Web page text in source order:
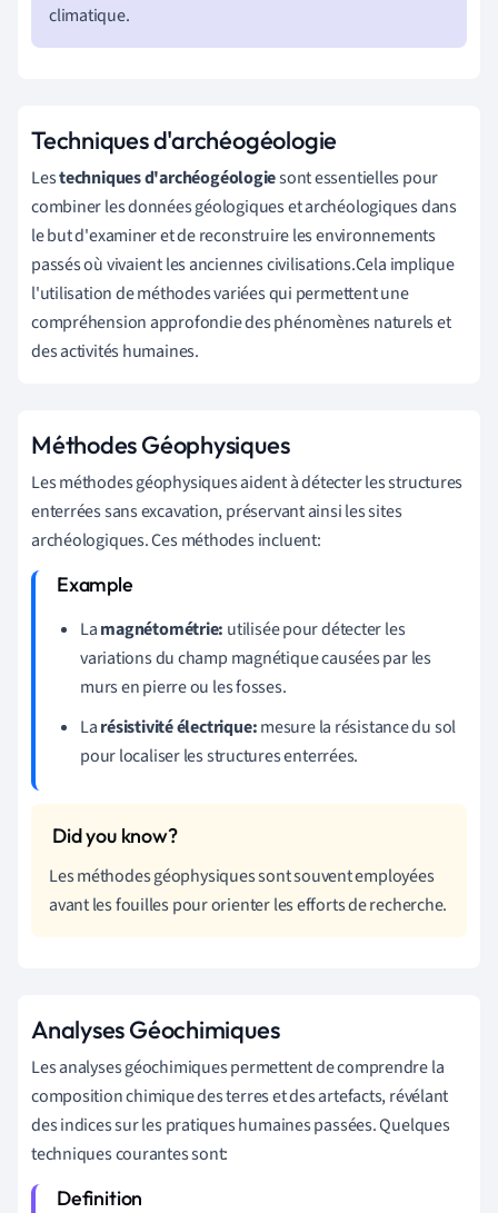
climatique.
Techniques d'archéogéologie
Lestechniques d'archéogéologiesont essentielles pour
combiner les données géologiques et archéologiques dans
le but d'examiner et de reconstruire les environnements
passés où vivaient les anciennes civilisations.Cela implique
l'utilisation de méthodes variées qui permettent une
compréhension approfondie des phénomènes naturels et
des activités humaines.
Méthodes Géophysiques
Les méthodes géophysiques aident à détecter les structures
enterrées sans excavation, préservant ainsi les sites
archéologiques. Ces méthodes incluent:
Lamagnétométrie: utilisée pour détecter les
variations du champ magnétique causées par les
murs en pierre ou les fosses.
Larésistivité électrique:mesure la résistance du sol
pour localiser les structures enterrées.
Les méthodes géophysiques sont souvent employées
avant les fouilles pour orienter les efforts de recherche.
Analyses Géochimiques
Les analyses géochimiques permettent de comprendre la
composition chimique des terres et des artefacts, révélant
des indices sur les pratiques humaines passées. Quelques
techniques courantes sont: